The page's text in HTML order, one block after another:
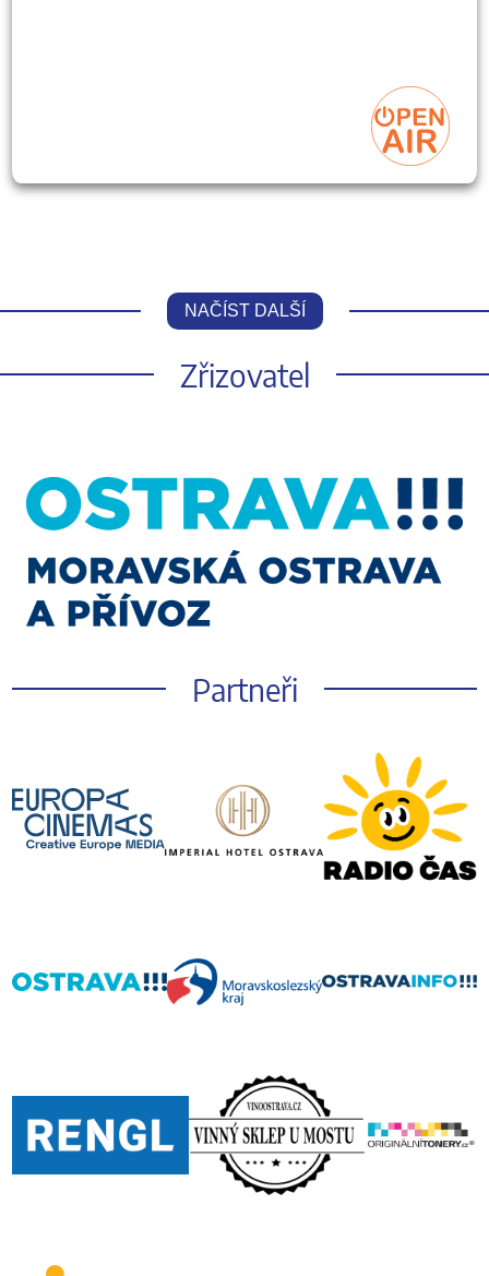
NAČÍST DALŠÍ
Zřizovatel
Partneři